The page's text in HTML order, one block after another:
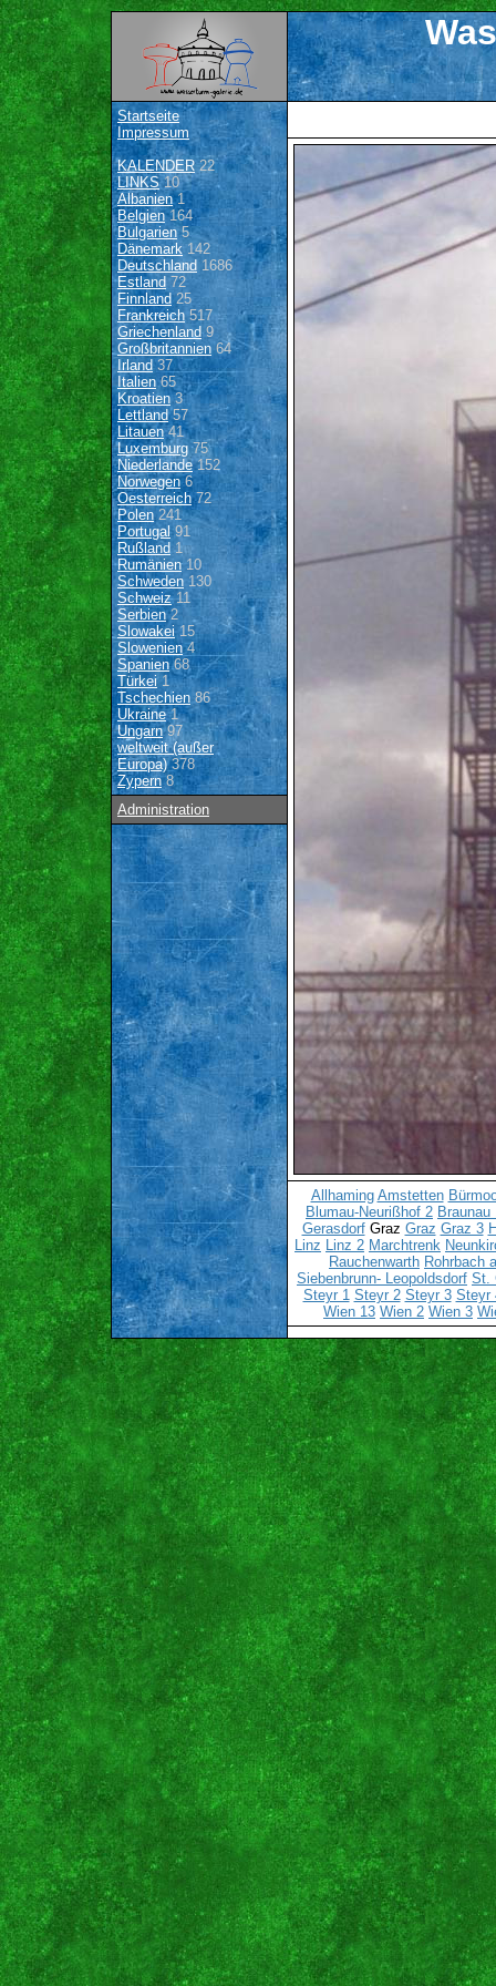
Startseite
Impressum
KALENDER22
LINKS10
Albanien1
Belgien164
Bulgarien 5
Dänemark142
Deutschland 1686
Estland 72
Finnland 25
Frankreich517
Griechenland9
Großbritannien64
Irland 37
Italien65
Kroatien3
Lettland57
Litauen41
Luxemburg 75
Niederlande152
Norwegen6
Oesterreich72
Polen 241
Portugal91
Rußland 1
Rumänien10
Schweden 130
Schweiz11
Serbien2
Slowakei15
Slowenien4
Spanien68
Türkei1
Tschechien 86
Ukraine1
Ungarn97
weltweit (außer
Europa)378
Zypern8
Administration
Allhaming Amstetten
Blumau-Neurißhof 2 Braunau
GerasdorfGraz Graz Graz 3
Linz Linz 2 Marchtrenk
Rauchenwarth Rohrbach
Siebenbrunn- Leopoldsdorf St.
Steyr 1 Steyr 2 Steyr 3 Steyr
Wien 13 Wien 2 Wien 3